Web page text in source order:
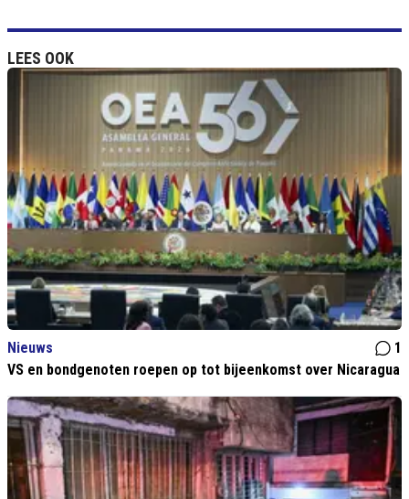
LEES OOK
Nieuws
1
VS en bondgenoten roepen op tot bijeenkomst over Nicaragua